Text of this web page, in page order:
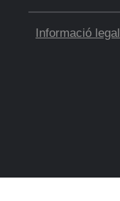
Informació legal